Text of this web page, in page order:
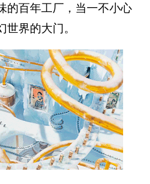
的百年工厂，当一不小心
界的大门。